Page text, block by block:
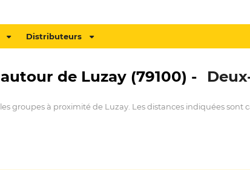
Distributeurs
de Luzay (79100) -
groupes à proximité de Luzay. Les distances indiquées sont